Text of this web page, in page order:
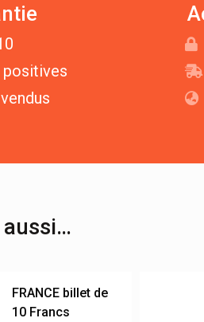
positives
aussi…
FRANCE billet de
10 Francs